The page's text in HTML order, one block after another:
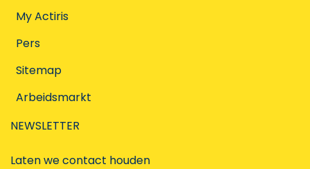
My Actiris
Pers
Sitemap
Arbeidsmarkt
NEWSLETTER
Laten we contact houden